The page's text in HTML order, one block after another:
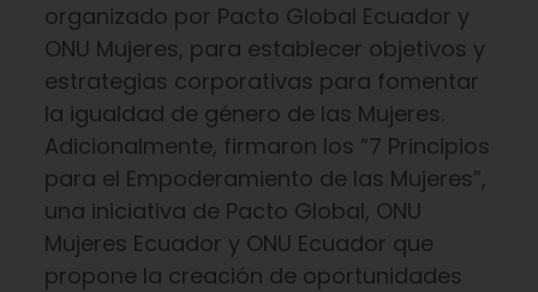
organizado por Pacto Global Ecuador y
ONU Mujeres, para establecer objetivos y
estrategias corporativas para fomentar
la igualdad de género de las Mujeres.
Adicionalmente, firmaron los “7 Principios
para el Empoderamiento de las Mujeres”,
una iniciativa de Pacto Global, ONU
Mujeres Ecuador y ONU Ecuador que
propone la creación de oportunidades